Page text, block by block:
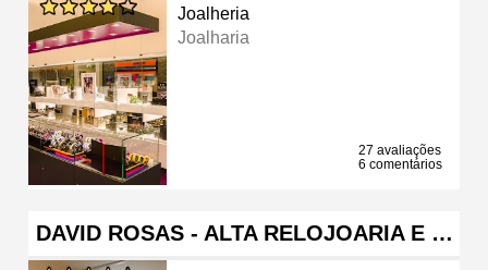
Joalheria
Joalharia
27 avaliações
6 comentários
DAVID ROSAS - ALTA RELOJOARIA E …